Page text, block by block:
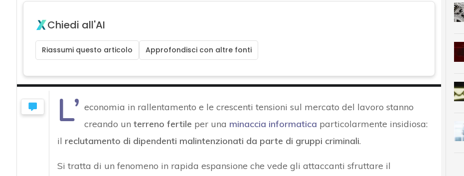
Chiedi all'AI
Riassumi questo articolo Approfondisci con altre fonti
L’ economia in rallentamento e le crescenti tensioni sul mercato del lavoro stanno
creando un terreno fertile per una minaccia informatica particolarmente insidiosa:
il reclutamento di dipendenti malintenzionati da parte di gruppi criminali.
Si tratta di un fenomeno in rapida espansione che vede gli attaccanti sfruttare il